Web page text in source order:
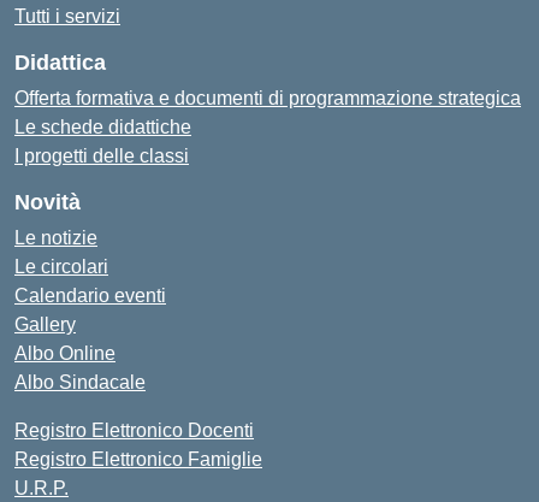
Tutti i servizi
Didattica
Offerta formativa e documenti di programmazione strategica
Le schede didattiche
I progetti delle classi
Novità
Le notizie
Le circolari
Calendario eventi
Gallery
Albo Online
Albo Sindacale
Registro Elettronico Docenti
Registro Elettronico Famiglie
U.R.P.